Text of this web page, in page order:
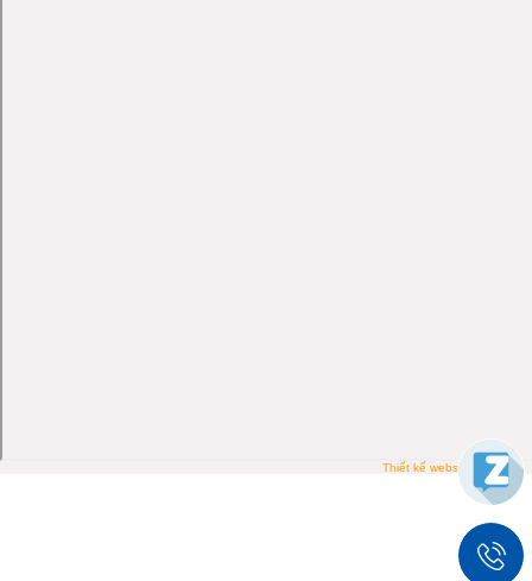
Thiết kế website PTIT.VN